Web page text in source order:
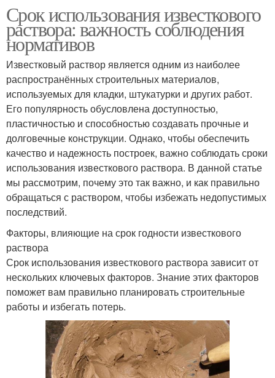
Срок использования известкового
раствора: важность соблюдения
нормативов
Известковый раствор является одним из наиболее
распространённых строительных материалов,
используемых для кладки, штукатурки и других работ.
Его популярность обусловлена доступностью,
пластичностью и способностью создавать прочные и
долговечные конструкции. Однако, чтобы обеспечить
качество и надежность построек, важно соблюдать сроки
использования известкового раствора. В данной статье
мы рассмотрим, почему это так важно, и как правильно
обращаться с раствором, чтобы избежать недопустимых
последствий.
Факторы, влияющие на срок годности известкового
раствора
Срок использования известкового раствора зависит от
нескольких ключевых факторов. Знание этих факторов
поможет вам правильно планировать строительные
работы и избегать потерь.